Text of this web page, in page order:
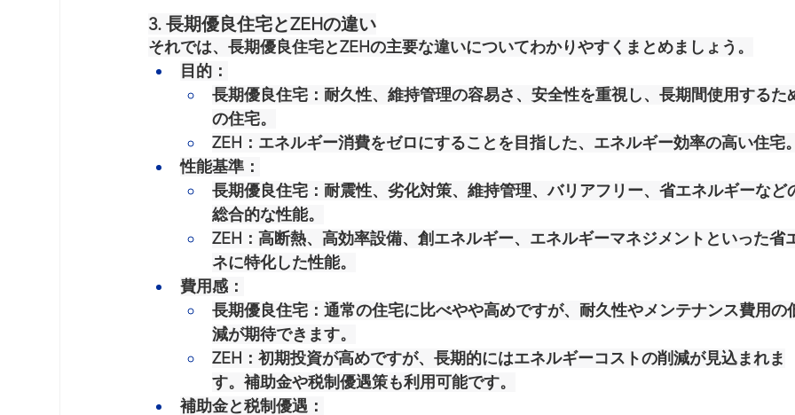
3. 長期優良住宅とZEHの違い
それでは、長期優良住宅とZEHの主要な違いについてわかりやすくまとめましょう。
目的 ：
長期優良住宅 ：耐久性、維持管理の容易さ、安全性を重視し、長期間使用するた
の住宅。
ZEH ：エネルギー消費をゼロにすることを目指した、エネルギー効率の高い住宅
性能基準 ：
長期優良住宅 ：耐震性、劣化対策、維持管理、バリアフリー、省エネルギーなど
総合的な性能。
ZEH ：高断熱、高効率設備、創エネルギー、エネルギーマネジメントといった省
ネに特化した性能。
費用感 ：
長期優良住宅 ：通常の住宅に比べやや高めですが、耐久性やメンテナンス費用の
減が期待できます。
ZEH ：初期投資が高めですが、長期的にはエネルギーコストの削減が見込まれま
す。補助金や税制優遇策も利用可能です。
補助金と税制優遇 ：